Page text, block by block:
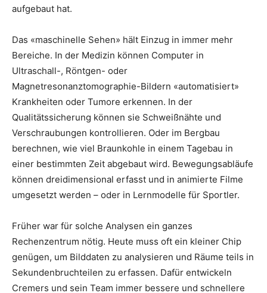
aufgebaut hat.
Das «maschinelle Sehen» hält Einzug in immer mehr
Bereiche. In der Medizin können Computer in
Ultraschall-, Röntgen- oder
Magnetresonanztomographie-Bildern «automatisiert»
Krankheiten oder Tumore erkennen. In der
Qualitätssicherung können sie Schweißnähte und
Verschraubungen kontrollieren. Oder im Bergbau
berechnen, wie viel Braunkohle in einem Tagebau in
einer bestimmten Zeit abgebaut wird. Bewegungsabläufe
können dreidimensional erfasst und in animierte Filme
umgesetzt werden – oder in Lernmodelle für Sportler.
Früher war für solche Analysen ein ganzes
Rechenzentrum nötig. Heute muss oft ein kleiner Chip
genügen, um Bilddaten zu analysieren und Räume teils in
Sekundenbruchteilen zu erfassen. Dafür entwickeln
Cremers und sein Team immer bessere und schnellere